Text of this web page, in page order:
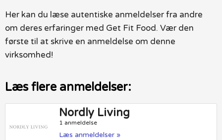
Her kan du læse autentiske anmeldelser fra andre
om deres erfaringer med Get Fit Food. Vær den
første til at skrive en anmeldelse om denne
virksomhed!
Læs flere anmeldelser:
Nordly Living
1 anmeldelse
Læs anmeldelser »